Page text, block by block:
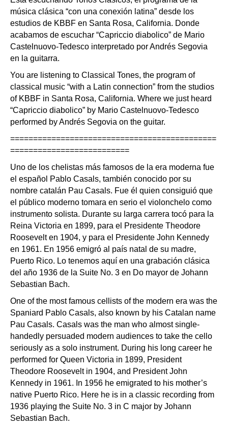
música clásica “con una conexión latina” desde los
estudios de KBBF en Santa Rosa, California. Donde
acabamos de escuchar “Capriccio diabolico” de Mario
Castelnuovo-Tedesco interpretado por Andrés Segovia
en la guitarra.
You are listening to Classical Tones, the program of
classical music “with a Latin connection” from the studios
of KBBF in Santa Rosa, California. Where we just heard
“Capriccio diabolico” by Mario Castelnuovo-Tedesco
performed by Andrés Segovia on the guitar.
=============================================
==========================
Uno de los chelistas más famosos de la era moderna fue
el español Pablo Casals, también conocido por su
nombre catalán Pau Casals. Fue él quien consiguió que
el público moderno tomara en serio el violonchelo como
instrumento solista. Durante su larga carrera tocó para la
Reina Victoria en 1899, para el Presidente Theodore
Roosevelt en 1904, y para el Presidente John Kennedy
en 1961. En 1956 emigró al país natal de su madre,
Puerto Rico. Lo tenemos aquí en una grabación clásica
del año 1936 de la Suite No. 3 en Do mayor de Johann
Sebastian Bach.
One of the most famous cellists of the modern era was the
Spaniard Pablo Casals, also known by his Catalan name
Pau Casals. Casals was the man who almost single-
handedly persuaded modern audiences to take the cello
seriously as a solo instrument. During his long career he
performed for Queen Victoria in 1899, President
Theodore Roosevelt in 1904, and President John
Kennedy in 1961. In 1956 he emigrated to his mother’s
native Puerto Rico. Here he is in a classic recording from
1936 playing the Suite No. 3 in C major by Johann
Sebastian Bach.